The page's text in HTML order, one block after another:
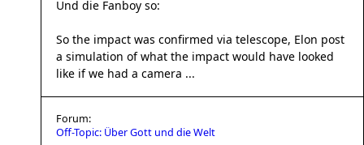
Und die Fanboy so:
So the impact was confirmed via telescope, Elon post
a simulation of what the impact would have looked
like if we had a camera ...
Forum:
Off-Topic: Über Gott und die Welt